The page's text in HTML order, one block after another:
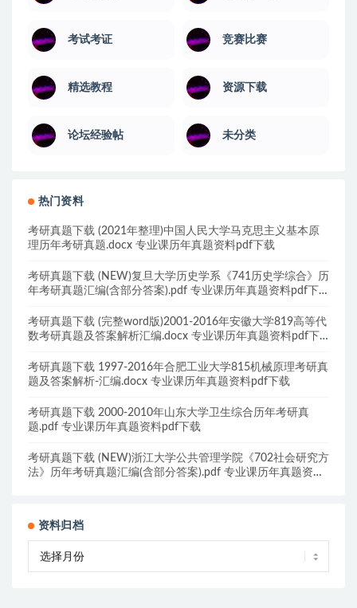
考试考证 竞赛比赛
精选教程 资源下载
论坛经验帖 未分类
热门资料
考研真题下载 (2021年整理)中国人民大学马克思主义基本原
理历年考研真题.docx 专业课历年真题资料pdf下载
考研真题下载 (NEW)复旦大学历史学系《741历史学综合》历
年考研真题汇编(含部分答案).pdf 专业课历年真题资料pdf下
考研真题下载 (完整word版)2001-2016年安徽大学819高等代
数考研真题及答案解析汇编.docx 专业课历年真题资料pdf下
考研真题下载 1997-2016年合肥工业大学815机械原理考研真
题及答案解析-汇编.docx 专业课历年真题资料pdf下载
考研真题下载 2000-2010年山东大学卫生综合历年考研真
题.pdf 专业课历年真题资料pdf下载
考研真题下载 (NEW)浙江大学公共管理学院《702社会研究方
法》历年考研真题汇编(含部分答案).pdf 专业课历年真题资料
资料归档